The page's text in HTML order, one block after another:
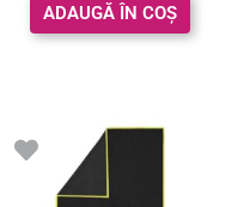
ADAUGĂ ÎN COȘ